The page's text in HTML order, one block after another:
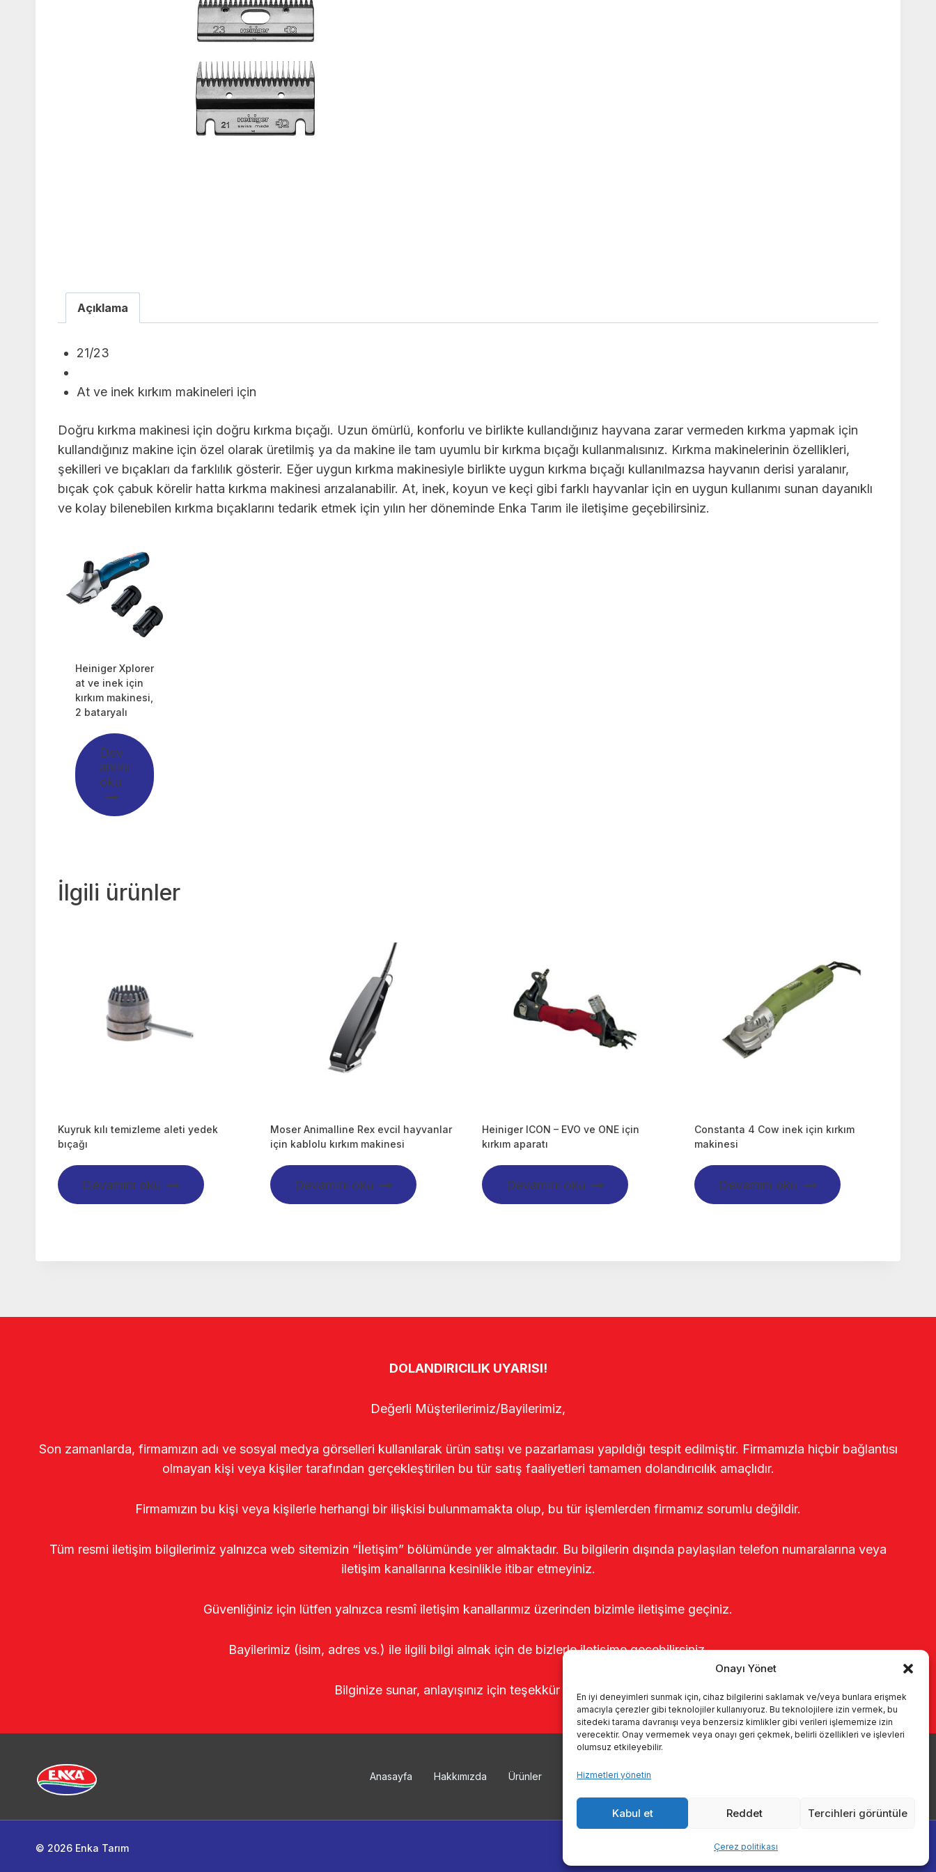
Onayı Yönet
En iyi deneyimleri sunmak için, cihaz bilgilerini saklamak ve/veya bunlara erişmek
amacıyla çerezler gibi teknolojiler kullanıyoruz. Bu teknolojilere izin vermek, bu
sitedeki tarama davranışı veya benzersiz kimlikler gibi verileri işlememize izin
verecektir. Onay vermemek veya onayı geri çekmek, belirli özellikleri ve işlevleri
olumsuz etkileyebilir.
Hizmetleri yönetin
Kabul et Reddet Tercihleri görüntüle
Çerez politikası
Açıklama
21/23
At ve inek kırkım makineleri için
Doğru kırkma makinesi için doğru kırkma bıçağı. Uzun ömürlü, konforlu ve birlikte kullandığınız hayvana zarar vermeden kırkma yapmak için
kullandığınız makine için özel olarak üretilmiş ya da makine ile tam uyumlu bir kırkma bıçağı kullanmalısınız. Kırkma makinelerinin özellikleri,
şekilleri ve bıçakları da farklılık gösterir. Eğer uygun kırkma makinesiyle birlikte uygun kırkma bıçağı kullanılmazsa hayvanın derisi yaralanır,
bıçak çok çabuk körelir hatta kırkma makinesi arızalanabilir. At, inek, koyun ve keçi gibi farklı hayvanlar için en uygun kullanımı sunan dayanıklı
ve kolay bilenebilen kırkma bıçaklarını tedarik etmek için yılın her döneminde Enka Tarım ile iletişime geçebilirsiniz.
Heiniger Xplorer
at ve inek için
kırkım makinesi,
2 bataryalı
Dev
amını
oku
İlgili ürünler
Kuyruk kılı temizleme aleti yedek
bıçağı
Devamını oku
Moser Animalline Rex evcil hayvanlar
için kablolu kırkım makinesi
Devamını oku
Heiniger ICON – EVO ve ONE için
kırkım aparatı
Devamını oku
Constanta 4 Cow inek için kırkım
makinesi
Devamını oku
DOLANDIRICILIK UYARISI!
Değerli Müşterilerimiz/Bayilerimiz,
Son zamanlarda, firmamızın adı ve sosyal medya görselleri kullanılarak ürün satışı ve pazarlaması yapıldığı tespit edilmiştir. Firmamızla hiçbir bağlantısı
olmayan kişi veya kişiler tarafından gerçekleştirilen bu tür satış faaliyetleri tamamen dolandırıcılık amaçlıdır.
Firmamızın bu kişi veya kişilerle herhangi bir ilişkisi bulunmamakta olup, bu tür işlemlerden firmamız sorumlu değildir.
Tüm resmi iletişim bilgilerimiz yalnızca web sitemizin “İletişim” bölümünde yer almaktadır. Bu bilgilerin dışında paylaşılan telefon numaralarına veya
iletişim kanallarına kesinlikle itibar etmeyiniz.
Güvenliğiniz için lütfen yalnızca resmî iletişim kanallarımız üzerinden bizimle iletişime geçiniz.
Bayilerimiz (isim, adres vs.) ile ilgili bilgi almak için de bizlerle iletişime geçebilirsiniz.
Bilginize sunar, anlayışınız için teşekkür ederiz.
Anasayfa Hakkımızda Ürünler Sağımhaneler Kataloglar
© 2026 Enka Tarım